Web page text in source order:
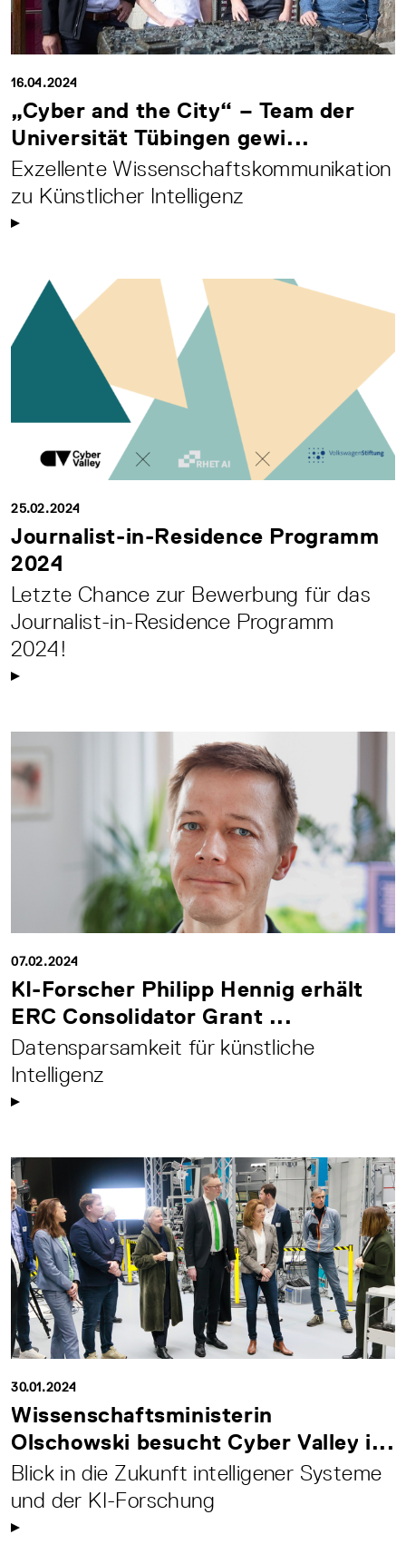
16.04.2024
„Cyber and the City“ – Team der
Universität Tübingen gewi...
Exzellente Wissenschaftskommunikation
zu Künstlicher Intelligenz
25.02.2024
Journalist-in-Residence Programm
2024
Letzte Chance zur Bewerbung für das
Journalist-in-Residence Programm
2024!
07.02.2024
KI-Forscher Philipp Hennig erhält
ERC Consolidator Grant ...
Datensparsamkeit für künstliche
Intelligenz
30.01.2024
Wissenschaftsministerin
Olschowski besucht Cyber Valley i...
Blick in die Zukunft intelligener Systeme
und der KI-Forschung